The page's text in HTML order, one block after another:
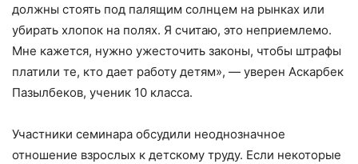
должны стоять под палящим солнцем на рынках или
убирать хлопок на полях. Я считаю, это неприемлемо.
Мне кажется, нужно ужесточить законы, чтобы штрафы
платили те, кто дает работу детям», — уверен Аскарбек
Пазылбеков, ученик 10 класса.
Участники семинара обсудили неоднозначное
отношение взрослых к детскому труду. Если некоторые